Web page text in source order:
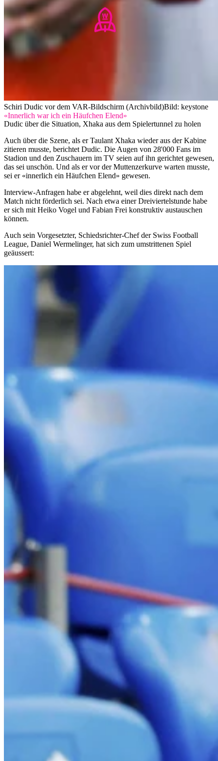
Schiri Dudic vor dem VAR-Bildschirm (Archivbild)Bild: keystone
«Innerlich war ich ein Häufchen Elend»
Dudic über die Situation, Xhaka aus dem Spielertunnel zu holen
Auch über die Szene, als er Taulant Xhaka wieder aus der Kabine
zitieren musste, berichtet Dudic. Die Augen von 28'000 Fans im
Stadion und den Zuschauern im TV seien auf ihn gerichtet gewesen,
das sei unschön. Und als er vor der Muttenzerkurve warten musste,
sei er «innerlich ein Häufchen Elend» gewesen.
Interview-Anfragen habe er abgelehnt, weil dies direkt nach dem
Match nicht förderlich sei. Nach etwa einer Dreiviertelstunde habe
er sich mit Heiko Vogel und Fabian Frei konstruktiv austauschen
können.
Auch sein Vorgesetzter, Schiedsrichter-Chef der Swiss Football
League, Daniel Wermelinger, hat sich zum umstrittenen Spiel
geäussert: